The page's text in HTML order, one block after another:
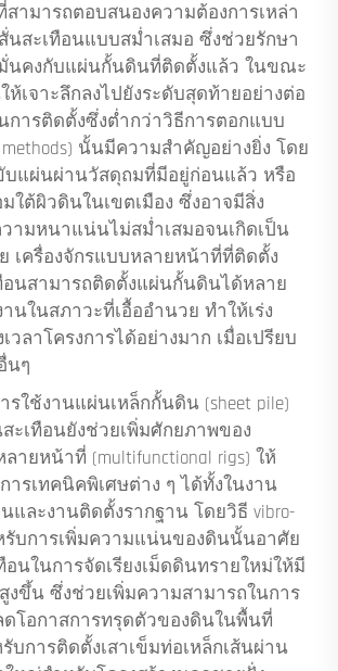
ามารถตอบสนองความต้องการเหล่า
นสะเทือนแบบสม่ำเสมอ ซึ่งช่วยรักษา
นคงกับแผ่นกั้นดินที่ติดตั้งแล้ว ในขณะ
เจาะลึกลงไปยังระดับสุดท้ายอย่างต่อ
การติดตั้งซึ่งต่ำกว่าวิธีการตอกแบบ
นั้นมีความสำคัญอย่างยิ่ง โดย
บแผ่นผ่านวัสดุถมที่มีอยู่ก่อนแล้ว หรือ
ใต้ผิวดินในเขตเมือง ซึ่งอาจมีสิ่ง
ามหนาแน่นไม่สม่ำเสมอจนเกิดเป็น
เครื่องจักรแบบหลายหน้าที่ที่ติดตั้ง
นสามารถติดตั้งแผ่นกั้นดินได้หลาย
นในสภาวะที่เอื้ออำนวย ทำให้เร่ง
วลาโครงการได้อย่างมาก เมื่อเปรียบ
นๆ
รใช้งานแผ่นเหล็กกั้นดิน (sheet pile)
ะเทือนยังช่วยเพิ่มศักยภาพของ
ายหน้าที่ (multifunctional rigs) ให้
ารเทคนิคพิเศษต่าง ๆ ได้ทั้งในงาน
และงานติดตั้งรากฐาน โดยวิธี vibro-
หรับการเพิ่มความแน่นของดินนั้นอาศัย
อนในการจัดเรียงเม็ดดินทรายใหม่ให้มี
ขึ้น ซึ่งช่วยเพิ่มความสามารถในการ
โอกาสการทรุดตัวของดินในพื้นที่
การติดตั้งเสาเข็มท่อเหล็กเส้นผ่าน